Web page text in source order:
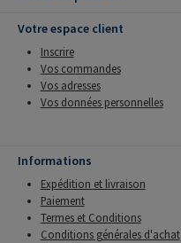
Votre espace client
Inscrire
Vos commandes
Vos adresses
Vos données personnelles
Informations
Expédition et livraison
Paiement
Termes et Conditions
Conditions générales d'achat